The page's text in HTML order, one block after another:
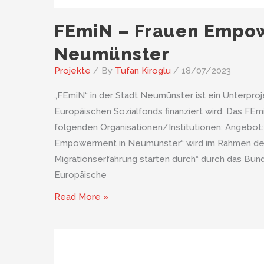
FEmiN – Frauen
Neumünster
Projekte / By Tufan Kiroglu / 18/07/2023
„FEmiN“ in der Stadt Neumünster ist ein
Europäischen Sozialfonds finanziert wird. Das
folgenden Organisationen/Institutionen: Angebot:
Empowerment in Neumünster“ wird im Rahmen
Migrationserfahrung starten durch“ durch das
Europäische
FEmiN
Read More »